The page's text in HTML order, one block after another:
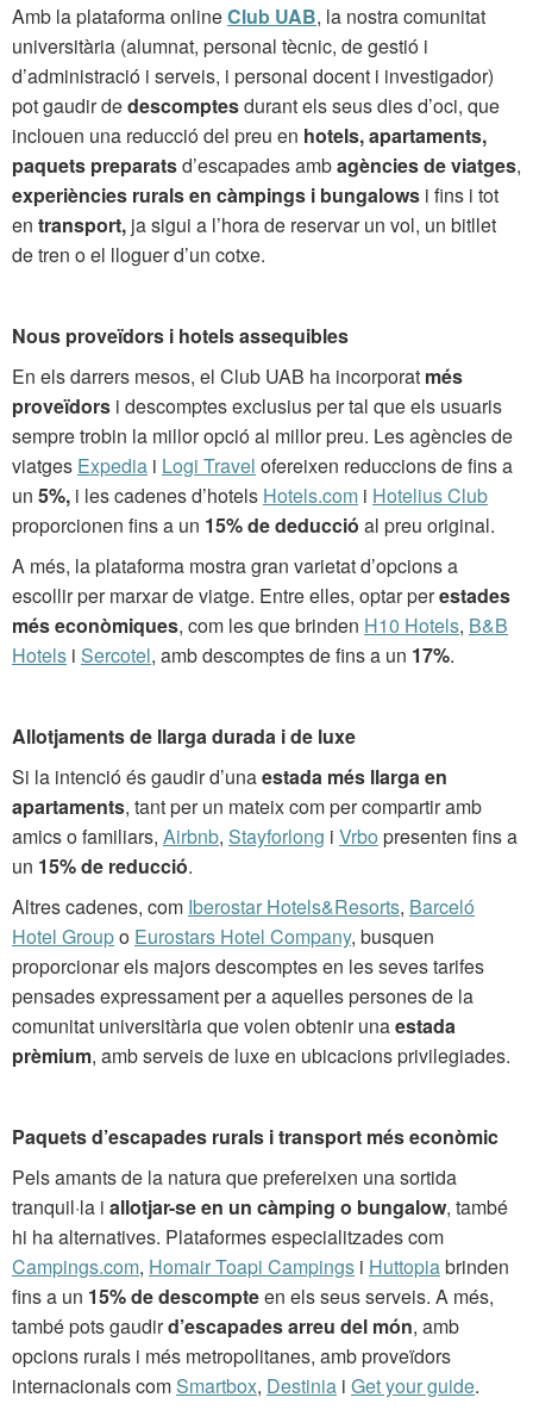
Amb la plataforma onlineClub UAB, la nostra comunitat
universitària (alumnat, personal tècnic, de gestió i
d’administració i serveis, i personal docent i investigador)
pot gaudir dedescomptesdurant els seus dies d’oci, que
inclouen una reducció del preu en hotels, apartaments,
paquets preparatsd’escapades ambagències de viatges,
experiències rurals en càmpings i bungalows i fins i tot
en transport, ja sigui a l’hora de reservar un vol, un bitllet
de tren o el lloguer d’un cotxe.
Nous proveïdors i hotels assequibles
En els darrers mesos, el Club UAB ha incorporat més
proveïdors i descomptes exclusius per tal que els usuaris
sempre trobin la millor opció al millor preu. Les agències de
viatges Expedia i Logi Travel ofereixen reduccions de fins a
un 5%, i les cadenes d’hotels Hotels.com i Hotelius Club
proporcionen fins a un 15% de deducció al preu original.
A més, la plataforma mostra gran varietat d’opcions a
escollir per marxar de viatge. Entre elles, optar perestades
més econòmiques, com les que brinden H10 Hotels, B&B
Hotels i Sercotel, amb descomptes de fins a un 17%.
Allotjaments de llarga durada i de luxe
Si la intenció és gaudir d’unaestada més llarga en
apartaments, tant per un mateix com per compartir amb
amics o familiars, Airbnb, Stayforlong i Vrbo presenten fins a
un 15% de reducció.
Altres cadenes, com Iberostar Hotels&Resorts, Barceló
Hotel Groupo Eurostars Hotel Company, busquen
proporcionar els majors descomptes en les seves tarifes
pensades expressament per a aquelles persones de la
comunitat universitària que volen obtenir unaestada
prèmium, amb serveis de luxe en ubicacions privilegiades.
Paquets d’escapades rurals i transport més econòmic
Pels amants de la natura que prefereixen una sortida
tranquil·la i allotjar-se en un càmping o bungalow, també
hi ha alternatives. Plataformes especialitzades com
Campings.com, Homair Toapi Campings i Huttopiabrinden
fins a un 15% de descompteen els seus serveis. A més,
també pots gaudird’escapades arreu del món, amb
opcions rurals i més metropolitanes, amb proveïdors
internacionals comSmartbox, Destinia i Get your guide.